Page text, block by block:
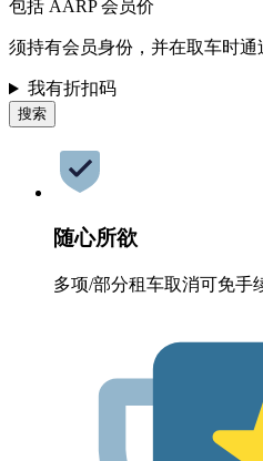
包括 AARP 会员价
须持有会员身份，并在取车时通
我有折扣码
搜索
随心所欲
多项/部分租车取消可免手